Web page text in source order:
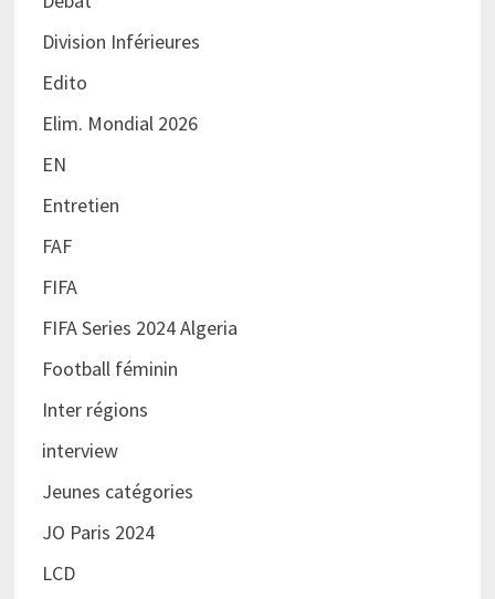
Division Inférieures
Edito
Elim. Mondial 2026
EN
Entretien
FAF
FIFA
FIFA Series 2024 Algeria
Football féminin
Inter régions
interview
Jeunes catégories
JO Paris 2024
LCD